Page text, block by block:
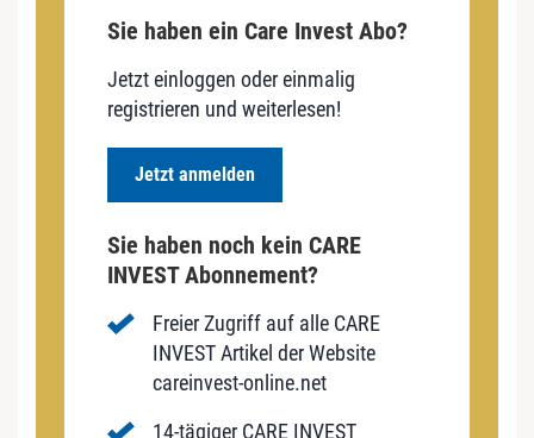
Sie haben ein Care Invest Abo?
Jetzt einloggen oder einmalig
registrieren und weiterlesen!
Jetzt anmelden
Sie haben noch kein CARE
INVEST Abonnement?
Freier Zugriff auf alle CARE
INVEST Artikel der Website
careinvest-online.net
14-tägiger CARE INVEST